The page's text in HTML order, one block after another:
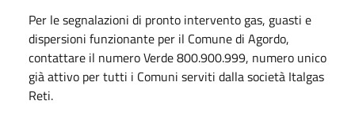
Per le segnalazioni di pronto intervento gas, guasti e
dispersioni funzionante per il Comune di Agordo,
contattare il numero Verde 800.900.999, numero unico
già attivo per tutti i Comuni serviti dalla società Italgas
Reti.